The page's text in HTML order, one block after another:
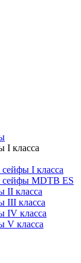
I класса
I класса
сейфы MDTB ES
II класса
III класса
IV класса
V класса